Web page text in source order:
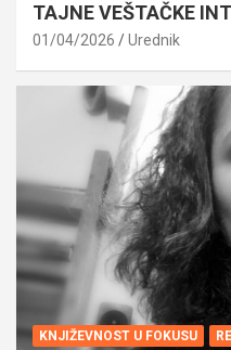
TAJNE VEŠTAČKE
01/04/2026 Urednik
KNJIŽEVNOST U FOKUSU